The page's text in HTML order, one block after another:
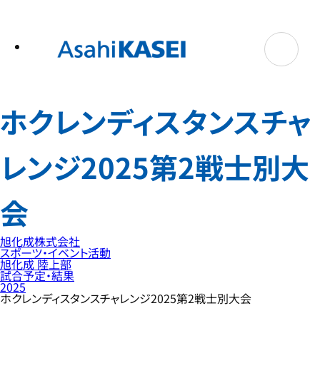
ホクレンディスタンスチャ
レンジ2025第2戦士別大
会
旭化成株式会社
スポーツ・イベント活動
旭化成 陸上部
試合予定・結果
2025
ホクレンディスタンスチャレンジ2025第2戦士別大会